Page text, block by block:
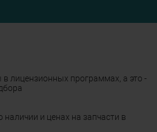
в лицензионных программах, а это -
и ценах на запчасти в